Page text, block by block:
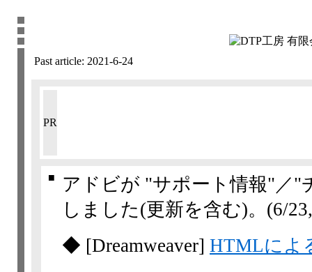
Past article: 2021-6-24
PR
■
アドビが "サポート情報"／"
しました(更新を含む)。 (6/
◆ [Dreamweaver] HTMLによ